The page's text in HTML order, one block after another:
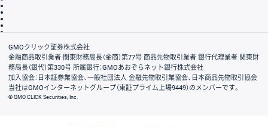
会社案内
GMOクリック証券株式会社
金融商品取引業者 関東財務局長（金商）第77号 商品先物取引業者 銀行代理業者 関東財
務局長（銀代）第330号 所属銀行：GMOあおぞらネット銀行株式会社
加入協会：日本証券業協会、一般社団法人 金融先物取引業協会、日本商品先物取引協会
当社はGMOインターネットグループ（東証プライム上場9449）のメンバーです。
© GMO CLICK Securities, Inc.